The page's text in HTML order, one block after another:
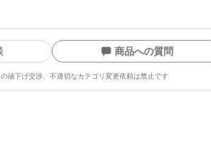
悪玉コレステロールの減少などの効果が
きます。
商品への質問
値下げ交渉、不適切なカテゴリ変更依頼は禁止です